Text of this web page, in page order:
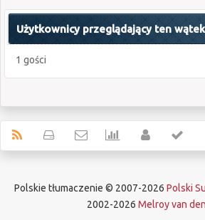
Użytkownicy przeglądający ten
1 gości
Polskie tłumaczenie © 2007-2026 Polski
2002-2026 Melroy van